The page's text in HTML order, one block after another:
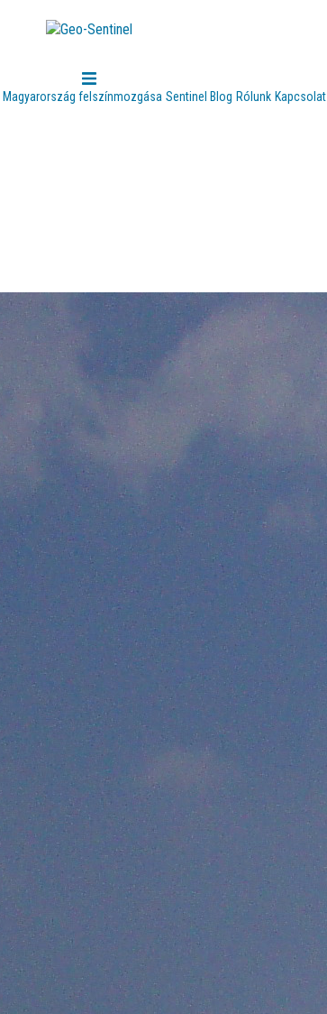
Magyarország felszínmozgása Sentinel Blog Rólunk Kapcsolat